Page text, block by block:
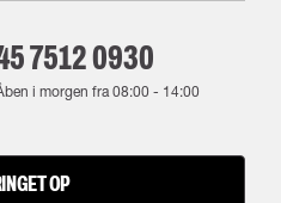
7512 0930
i morgen fra08:00 - 14:00
OP